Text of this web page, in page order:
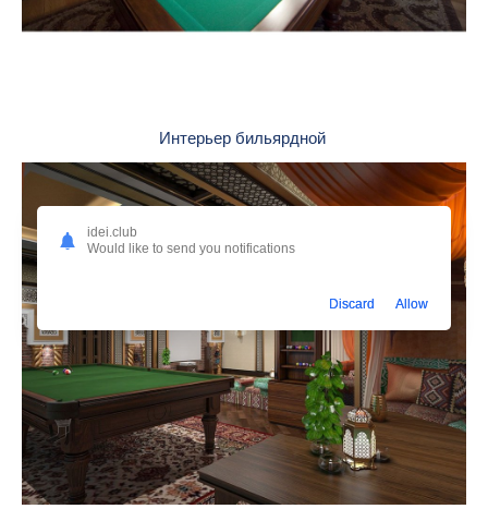
Интерьер бильярдной
idei.club
Would like to send you notifications
Discard Allow